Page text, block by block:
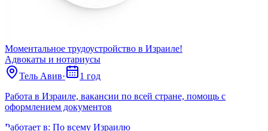
Моментальное трудоустройство в Израиле!
Адвокаты и нoтариусы
Тель Авив·
1 год
Работа в Израиле, вакансии по всей стране, помощь с
оформлением документов
Работает в: По всему Израилю